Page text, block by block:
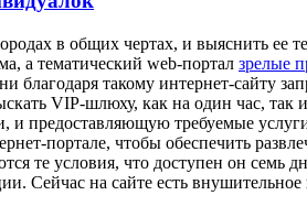
в общих чертах, и выяснить ее
а тематический web-портал зрелые
благодаря такому интернет-сайту
VIP-шлюху, как на один час,
и предоставляющую требуемые
портале, чтобы обеспечить
те условия, что доступен он семь
Сейчас на сайте есть